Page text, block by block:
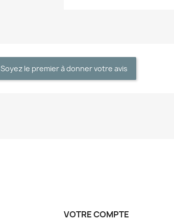
Soyez le premier à donner votre avis
VOTRE COMPTE